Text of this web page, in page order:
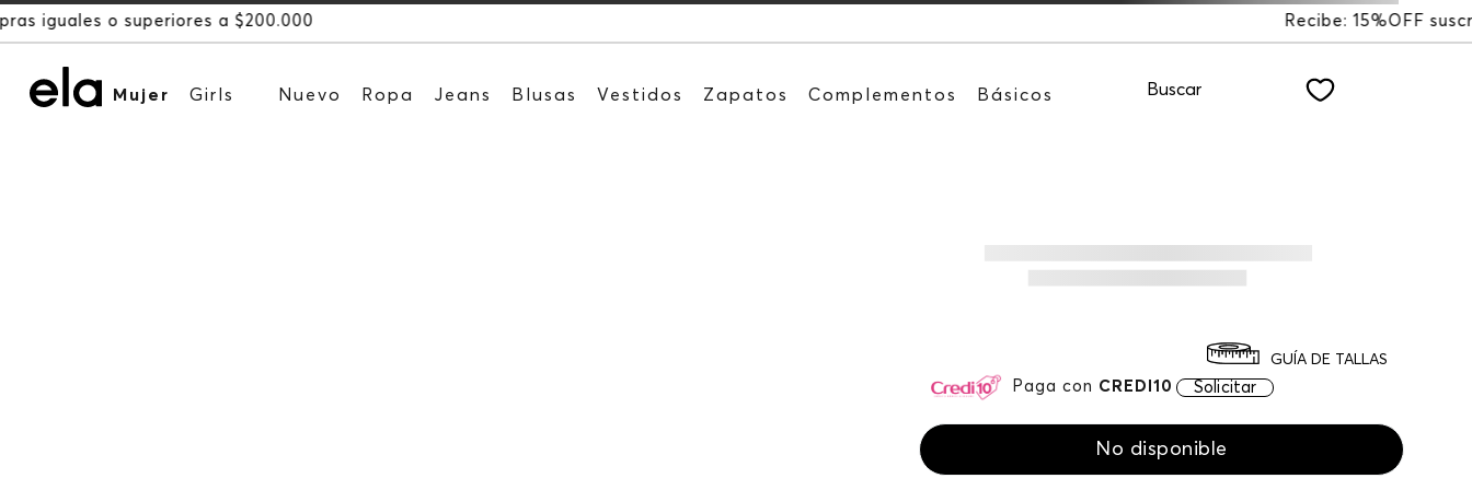
Recibe: 15%OFF suscribiéndote a nuestro NEWSLETTER
Mujer Girls Nuevo Ropa Jeans Blusas Vestidos Zapatos Complementos Básicos Buscar
Paga con CREDI10 Solicitar
GUÍA DE TALLAS
No disponible